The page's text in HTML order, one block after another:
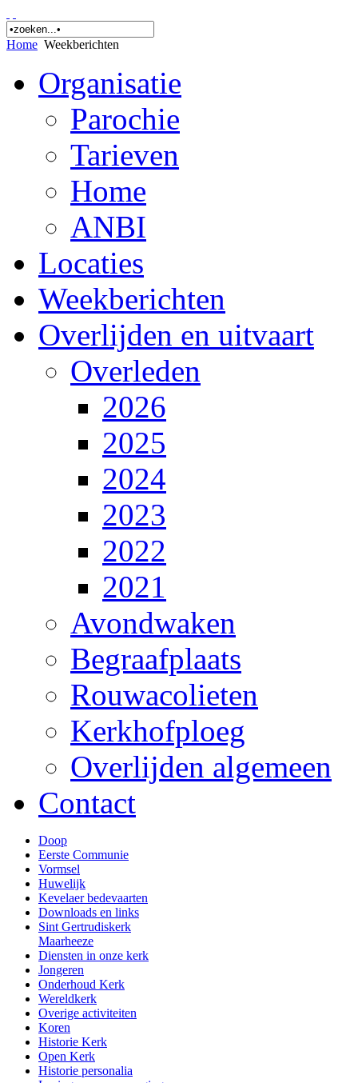
Home Weekberichten
Organisatie
Parochie
Tarieven
Home
ANBI
Locaties
Weekberichten
Overlijden en uitvaart
Overleden
2026
2025
2024
2023
2022
2021
Avondwaken
Begraafplaats
Rouwacolieten
Kerkhofploeg
Overlijden algemeen
Contact
Doop
Eerste Communie
Vormsel
Huwelijk
Kevelaer bedevaarten
Downloads en links
Sint Gertrudiskerk
Maarheeze
Diensten in onze kerk
Jongeren
Onderhoud Kerk
Wereldkerk
Overige activiteiten
Koren
Historie Kerk
Open Kerk
Historie personalia